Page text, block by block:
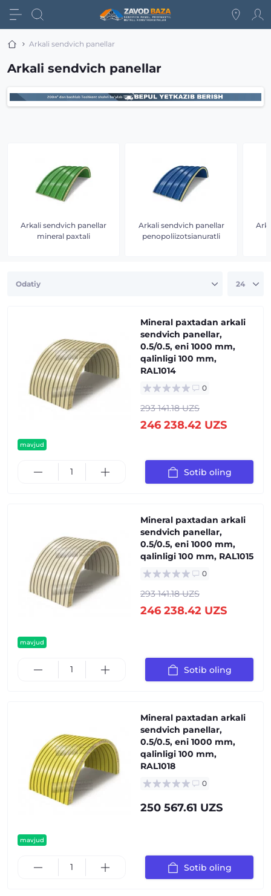
Arkali sendvich panellar
Arkali sendvich panellar
Arkali sendvich panellar
mineral paxtali
Arkali sendvich panellar
penopoliizotsianuratli
mavjud
Mineral paxtadan arkali
sendvich panellar,
0.5/0.5, eni 1000 mm,
qalinligi 100 mm,
RAL1014
0
293 141.18 UZS
246 238.42 UZS
Sotib oling
mavjud
Mineral paxtadan arkali
sendvich panellar,
0.5/0.5, eni 1000 mm,
qalinligi 100 mm, RAL1015
0
293 141.18 UZS
246 238.42 UZS
Sotib oling
mavjud
Mineral paxtadan arkali
sendvich panellar,
0.5/0.5, eni 1000 mm,
qalinligi 100 mm,
RAL1018
0
250 567.61 UZS
Sotib oling